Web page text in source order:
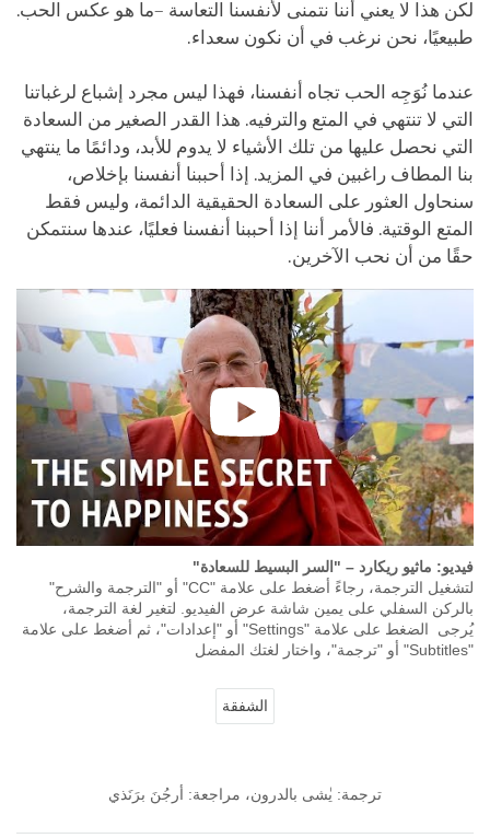
لكن هذا ﻻ يعني أننا نتمنى لأنفسنا التعاسة –ما هو عكس الحب.
طبيعيًا، نحن نرغب في أن نكون سعداء.
عندما نُوَجِه الحب تجاه أنفسنا، فهذا ليس مجرد إشباع لرغباتنا
التي ﻻ تنتهي في المتع والترفيه. هذا القدر الصغير من السعادة
التي نحصل عليها من تلك الأشياء ﻻ يدوم للأبد، ودائمًا ما ينتهي
بنا المطاف راغبين في المزيد. إذا أحببنا أنفسنا بإخلاص،
سنحاول العثور على السعادة الحقيقية الدائمة، وليس فقط
المتع الوقتية. فالأمر أننا إذا أحببنا أنفسنا فعليًا، عندها سنتمكن
حقًا من أن نحب الآخرين.
فيديو: ماثيو ريكارد – "السر البسيط للسعادة"
لتشغيل الترجمة، رجاءً أضغط على علامة "CC" أو "الترجمة والشرح"
بالركن السفلي على يمين شاشة عرض الفيديو. لتغير لغة الترجمة،
يُرجى الضغط على علامة "Settings" أو "إعدادات"، ثم أضغط على علامة
"Subtitles" أو "ترجمة"، واختار لغتك المفضل
الشفقة
ترجمة: يٰشى بالدرون، مراجعة: أرجُنَ برَنَذي